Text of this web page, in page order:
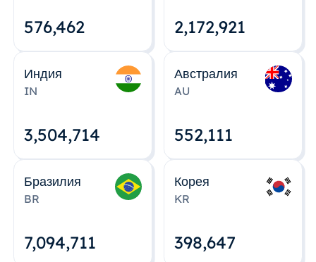
576,463 2,172,922
Индия
IN
3,504,715
Австралия
AU
552,112
Бразилия
BR
7,094,712
Корея
KR
398,648